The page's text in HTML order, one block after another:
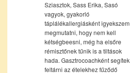
Sziasztok, Sass Erika, Sasó
vagyok, gyakorló
táplálékallergiásként igyekszem
megmutatni, hogy nem kell
kétségbeesni, még ha elsőre
rémisztőnek tűnik is a tiltások
hada. Gasztrocoachként segítek
feltárni az ételekhez fűződő